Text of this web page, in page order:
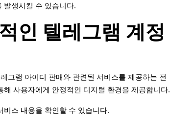
발생시킬 수 있습니다.
인 텔레그램 계정
그램 아이디 판매와 관련된 서비스를 제공하는 전
사용자에게 안정적인 디지털 환경을 제공합니다.
스 내용을 확인할 수 있습니다.